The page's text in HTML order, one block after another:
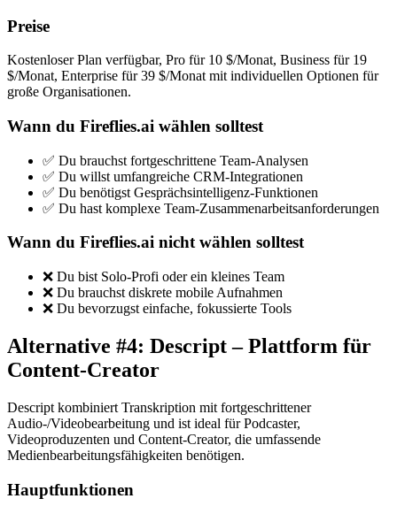
Preise
Kostenloser Plan verfügbar, Pro für 10 $/Monat, Business für 19
$/Monat, Enterprise für 39 $/Monat mit individuellen Optionen für
große Organisationen.
Wann du Fireflies.ai wählen solltest
✅ Du brauchst fortgeschrittene Team-Analysen
✅ Du willst umfangreiche CRM-Integrationen
✅ Du benötigst Gesprächsintelligenz-Funktionen
✅ Du hast komplexe Team-Zusammenarbeitsanforderungen
Wann du Fireflies.ai nicht wählen solltest
❌ Du bist Solo-Profi oder ein kleines Team
❌ Du brauchst diskrete mobile Aufnahmen
❌ Du bevorzugst einfache, fokussierte Tools
Alternative #4: Descript – Plattform für
Content-Creator
Descript kombiniert Transkription mit fortgeschrittener
Audio-/Videobearbeitung und ist ideal für Podcaster,
Videoproduzenten und Content-Creator, die umfassende
Medienbearbeitungsfähigkeiten benötigen.
Hauptfunktionen